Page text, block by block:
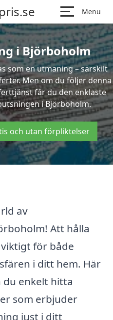
Menu
i Björboholm
som en utmaning – särskilt
Men om du följer denna
får du den enklaste
i Björboholm.
och utan förpliktelser
av
Att hålla
för både
i ditt hem. Här
enkelt hitta
som erbjuder
just i ditt